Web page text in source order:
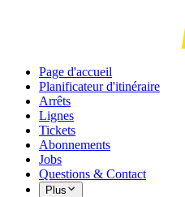
Page d'accueil
Planificateur d'itinéraire
Arrêts
Lignes
Tickets
Abonnements
Jobs
Questions & Contact
Plus